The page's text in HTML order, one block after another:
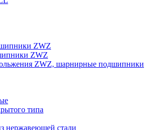
ZWZ
ZWZ
ZWZ, шарнирные подшипники
типа
нержавеющей стали